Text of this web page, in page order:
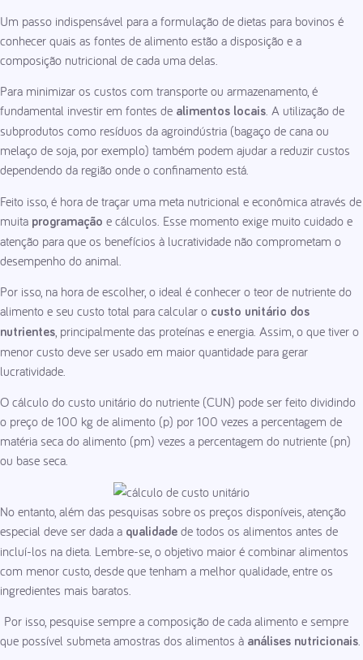
Um passo indispensável para a formulação de dietas para bovinos é
conhecer quais as fontes de alimento estão a disposição e a
composição nutricional de cada uma delas.
Para minimizar os custos com transporte ou armazenamento, é
fundamental investir em fontes de alimentos locais. A utilização de
subprodutos como resíduos da agroindústria (bagaço de cana ou
melaço de soja, por exemplo) também podem ajudar a reduzir custos
dependendo da região onde o confinamento está.
Feito isso, é hora de traçar uma meta nutricional e econômica através de
muita programação e cálculos. Esse momento exige muito cuidado e
atenção para que os benefícios à lucratividade não comprometam o
desempenho do animal.
Por isso, na hora de escolher, o ideal é conhecer o teor de nutriente do
alimento e seu custo total para calcular o custo unitário dos
nutrientes, principalmente das proteínas e energia. Assim, o que tiver o
menor custo deve ser usado em maior quantidade para gerar
lucratividade.
O cálculo do custo unitário do nutriente (CUN) pode ser feito dividindo
o preço de 100 kg de alimento (p) por 100 vezes a percentagem de
matéria seca do alimento (pm) vezes a percentagem do nutriente (pn)
ou base seca.
No entanto, além das pesquisas sobre os preços disponíveis, atenção
especial deve ser dada a qualidade de todos os alimentos antes de
incluí-los na dieta. Lembre-se, o objetivo maior é combinar alimentos
com menor custo, desde que tenham a melhor qualidade, entre os
ingredientes mais baratos.
Por isso, pesquise sempre a composição de cada alimento e sempre
que possível submeta amostras dos alimentos à análises nutricionais.